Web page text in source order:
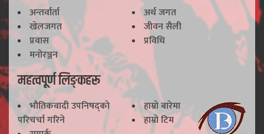
अन्तर्वार्ता
अर्थ जगत
खेलजगत
जीवन सैली
प्रवास
प्रविधि
मनोरञ्जन
महत्वपूर्ण लिङ्कहरू
भाैतिकवादी उपनिषद्काे
परिचर्चा गरिने
हाम्राे बारेमा
हाम्राे टिम